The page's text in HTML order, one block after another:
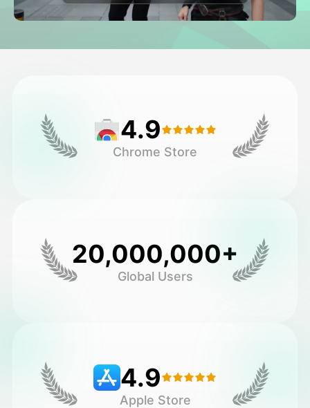
Video hình đại diện
▼
Các công cụ khác4.9
Chrome Store
20,000,000+
Global Users
4.9
Apple Store